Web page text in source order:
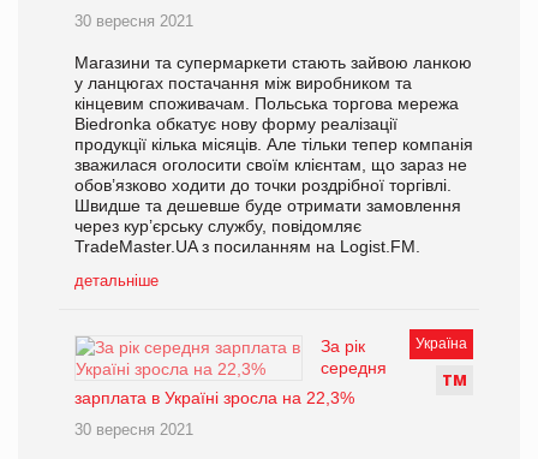
30 вересня 2021
Магазини та супермаркети стають зайвою ланкою
у ланцюгах постачання між виробником та
кінцевим споживачам. Польська торгова мережа
Biedronka обкатує нову форму реалізації
продукції кілька місяців. Але тільки тепер компанія
зважилася оголосити своїм клієнтам, що зараз не
обов’язково ходити до точки роздрібної торгівлі.
Швидше та дешевше буде отримати замовлення
через кур’єрську службу, повідомляє
TradeMaster.UA з посиланням на Logist.FM.
детальніше
Україна
ТМ
За рік
середня
зарплата в Україні зросла на 22,3%
30 вересня 2021